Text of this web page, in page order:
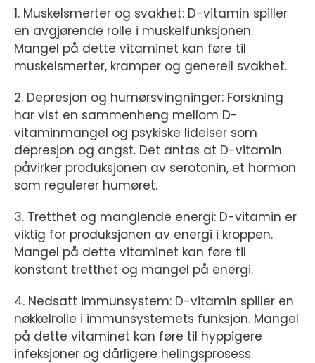
1. Muskelsmerter og svakhet: D-vitamin spiller
en avgjørende rolle i muskelfunksjonen.
Mangel på dette vitaminet kan føre til
muskelsmerter, kramper og generell svakhet.
2. Depresjon og humørsvingninger: Forskning
har vist en sammenheng mellom D-
vitaminmangel og psykiske lidelser som
depresjon og angst. Det antas at D-vitamin
påvirker produksjonen av serotonin, et hormon
som regulerer humøret.
3. Tretthet og manglende energi: D-vitamin er
viktig for produksjonen av energi i kroppen.
Mangel på dette vitaminet kan føre til
konstant tretthet og mangel på energi.
4. Nedsatt immunsystem: D-vitamin spiller en
nøkkelrolle i immunsystemets funksjon. Mangel
på dette vitaminet kan føre til hyppigere
infeksjoner og dårligere helingsprosess.